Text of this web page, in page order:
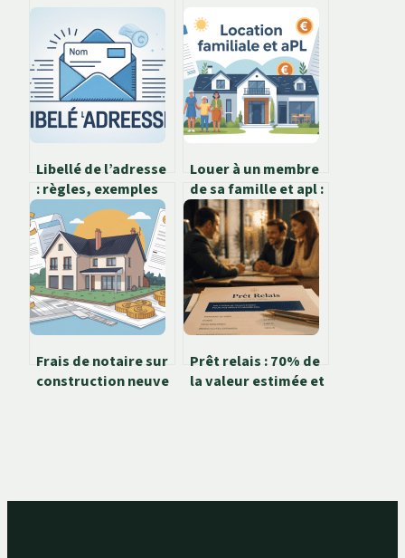
Libellé de l’adresse
: règles, exemples
et bonnes pratiques
à connaître
Louer à un membre
de sa famille et apl :
mode d’emploi clair
et sans risques
Frais de notaire sur
construction neuve
Prêt relais : 70% de
la valeur estimée et